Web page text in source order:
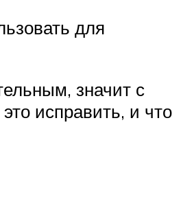
для
значит с
исправить, и что